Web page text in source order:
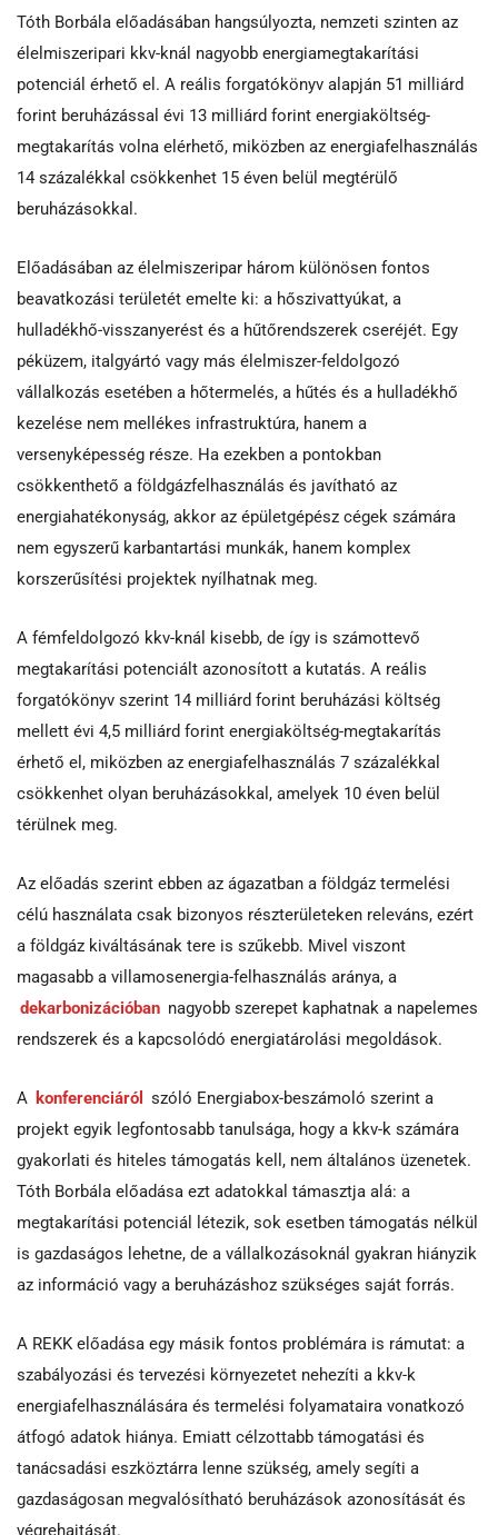
Tóth Borbála előadásában hangsúlyozta, nemzeti szinten az
élelmiszeripari kkv-knál nagyobb energiamegtakarítási
potenciál érhető el. A reális forgatókönyv alapján 51 milliárd
forint beruházással évi 13 milliárd forint energiaköltség-
megtakarítás volna elérhető, miközben az energiafelhasználás
14 százalékkal csökkenhet 15 éven belül megtérülő
beruházásokkal.
Előadásában az élelmiszeripar három különösen fontos
beavatkozási területét emelte ki: a hőszivattyúkat, a
hulladékhő-visszanyerést és a hűtőrendszerek cseréjét. Egy
péküzem, italgyártó vagy más élelmiszer-feldolgozó
vállalkozás esetében a hőtermelés, a hűtés és a hulladékhő
kezelése nem mellékes infrastruktúra, hanem a
versenyképesség része. Ha ezekben a pontokban
csökkenthető a földgázfelhasználás és javítható az
energiahatékonyság, akkor az épületgépész cégek számára
nem egyszerű karbantartási munkák, hanem komplex
korszerűsítési projektek nyílhatnak meg.
A fémfeldolgozó kkv-knál kisebb, de így is számottevő
megtakarítási potenciált azonosított a kutatás. A reális
forgatókönyv szerint 14 milliárd forint beruházási költség
mellett évi 4,5 milliárd forint energiaköltség-megtakarítás
érhető el, miközben az energiafelhasználás 7 százalékkal
csökkenhet olyan beruházásokkal, amelyek 10 éven belül
térülnek meg.
Az előadás szerint ebben az ágazatban a földgáz termelési
célú használata csak bizonyos részterületeken releváns, ezért
a földgáz kiváltásának tere is szűkebb. Mivel viszont
magasabb a villamosenergia-felhasználás aránya, a
dekarbonizációban nagyobb szerepet kaphatnak a napelemes
rendszerek és a kapcsolódó energiatárolási megoldások.
A konferenciáról
szóló Energiabox-beszámoló szerint a
projekt egyik legfontosabb tanulsága, hogy a kkv-k számára
gyakorlati és hiteles támogatás kell, nem általános üzenetek.
Tóth Borbála előadása ezt adatokkal támasztja alá: a
megtakarítási potenciál létezik, sok esetben támogatás nélkül
is gazdaságos lehetne, de a vállalkozásoknál gyakran hiányzik
az információ vagy a beruházáshoz szükséges saját forrás.
A REKK előadása egy másik fontos problémára is rámutat: a
szabályozási és tervezési környezetet nehezíti a kkv-k
energiafelhasználására és termelési folyamataira vonatkozó
átfogó adatok hiánya. Emiatt célzottabb támogatási és
tanácsadási eszköztárra lenne szükség, amely segíti a
gazdaságosan megvalósítható beruházások azonosítását és
végrehajtását.